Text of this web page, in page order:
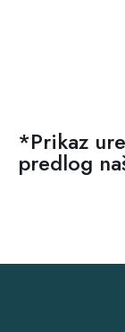
*Prikaz
predlog